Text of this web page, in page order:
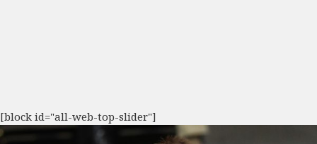
[block id="all-web-top-slider"]